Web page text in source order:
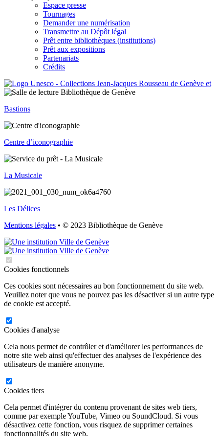
Espace presse
Tournages
Demander une numérisation
Transmettre au Dépôt légal
Prêt entre bibliothèques (institutions)
Prêt aux expositions
Partenariats
Crédits
Bastions
Centre d’iconographie
La Musicale
Les Délices
Mentions légales • © 2023 Bibliothèque de Genève
Cookies fonctionnels
Ces cookies sont nécessaires au bon fonctionnement du site web.
Veuillez noter que vous ne pouvez pas les désactiver si un autre type
de cookie est accepté.
Cookies d'analyse
Cela nous permet de contrôler et d'améliorer les performances de
notre site web ainsi qu'effectuer des analyses de l'expérience des
utilisateurs de manière anonyme.
Cookies tiers
Cela permet d'intégrer du contenu provenant de sites web tiers,
comme par exemple YouTube, Vimeo ou SoundCloud. Si vous
désactivez cette fonction, vous risquez de supprimer certaines
fonctionnalités du site web.